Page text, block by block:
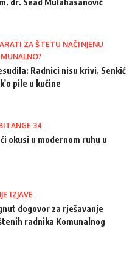
ZA ŠTETU NAČINJENU
Radnici nisu krivi, Senkić
pile u kučine
34
okusi u modernom ruhu u
IZJAVE
dogovor za rješavanje
radnika Komunalnog